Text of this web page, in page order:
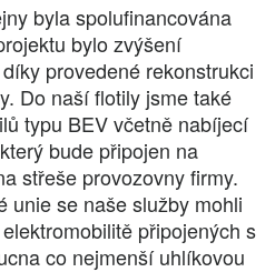
byla spolufinancována
bylo zvýšení
provedené rekonstrukci
Do naší flotily jsme také
typu BEV včetně nabíjecí
bude připojen na
střeše provozovny firmy.
unie se naše služby mohli
připojených s
co nejmenší uhlíkovou